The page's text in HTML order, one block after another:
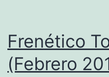
Frenético
(Febrero